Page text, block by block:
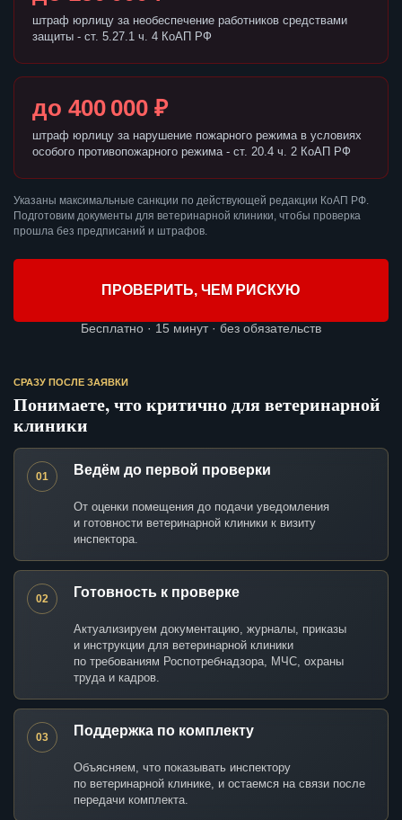
штраф юрлицу за необеспечение работников средствами
защиты - ст. 5.27.1 ч. 4 КоАП РФ
до 400 000 ₽
штраф юрлицу за нарушение пожарного режима в условиях
особого противопожарного режима - ст. 20.4 ч. 2 КоАП РФ
Указаны максимальные санкции по действующей редакции КоАП РФ.
Подготовим документы для ветеринарной клиники, чтобы проверка
прошла без предписаний и штрафов.
ПРОВЕРИТЬ, ЧЕМ РИСКУЮ
Бесплатно · 15 минут · без обязательств
СРАЗУ ПОСЛЕ ЗАЯВКИ
Понимаете, что критично для ветеринарной
клиники
01 Ведём до первой проверки
От оценки помещения до подачи уведомления
и готовности ветеринарной клиники к визиту
инспектора.
02 Готовность к проверке
Актуализируем документацию, журналы, приказы
и инструкции для ветеринарной клиники
по требованиям Роспотребнадзора, МЧС, охраны
труда и кадров.
03 Поддержка по комплекту
Объясняем, что показывать инспектору
по ветеринарной клинике, и остаемся на связи после
передачи комплекта.